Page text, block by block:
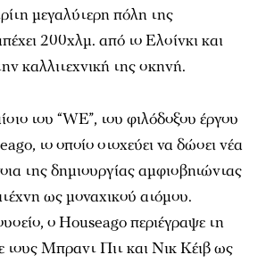
μεγαλύτερη πόλη της
200χλμ. από το Ελσίνκι και
καλλιτεχνική της σκηνή.
του “WE”, του φιλόδοξου έργου
το οποίο στοχεύει να δώσει νέα
της δημιουργίας αμφισβητώντας
ως μοναχικού ατόμου.
ο Houseago περιέγραψε τη
τους Μπραντ Πιτ και Νικ Κέιβ ως